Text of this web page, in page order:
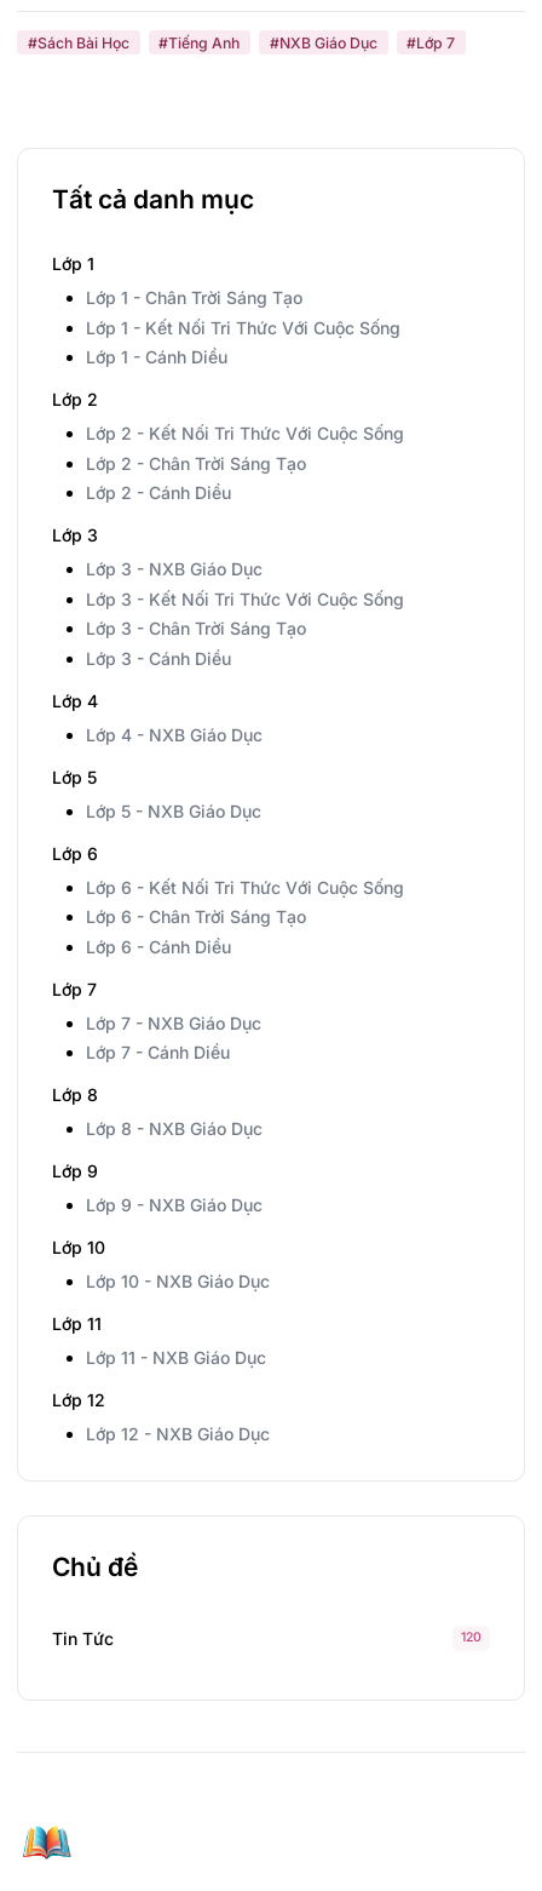
#Sách Bài Học #Tiếng Anh #NXB Giáo Dục #Lớp 7
Tất cả danh mục
Lớp 1
Lớp 1 - Chân Trời Sáng Tạo
Lớp 1 - Kết Nối Tri Thức Với Cuộc Sống
Lớp 1 - Cánh Diều
Lớp 2
Lớp 2 - Kết Nối Tri Thức Với Cuộc Sống
Lớp 2 - Chân Trời Sáng Tạo
Lớp 2 - Cánh Diều
Lớp 3
Lớp 3 - NXB Giáo Dục
Lớp 3 - Kết Nối Tri Thức Với Cuộc Sống
Lớp 3 - Chân Trời Sáng Tạo
Lớp 3 - Cánh Diều
Lớp 4
Lớp 4 - NXB Giáo Dục
Lớp 5
Lớp 5 - NXB Giáo Dục
Lớp 6
Lớp 6 - Kết Nối Tri Thức Với Cuộc Sống
Lớp 6 - Chân Trời Sáng Tạo
Lớp 6 - Cánh Diều
Lớp 7
Lớp 7 - NXB Giáo Dục
Lớp 7 - Cánh Diều
Lớp 8
Lớp 8 - NXB Giáo Dục
Lớp 9
Lớp 9 - NXB Giáo Dục
Lớp 10
Lớp 10 - NXB Giáo Dục
Lớp 11
Lớp 11 - NXB Giáo Dục
Lớp 12
Lớp 12 - NXB Giáo Dục
Chủ đề
Tin Tức 120